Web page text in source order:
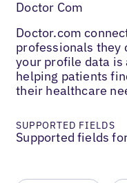
Doctor Com
Doctor.com
professionals they
your profile data is
helping patients
their healthcare
SUPPORTED FIELDS
Supported fields